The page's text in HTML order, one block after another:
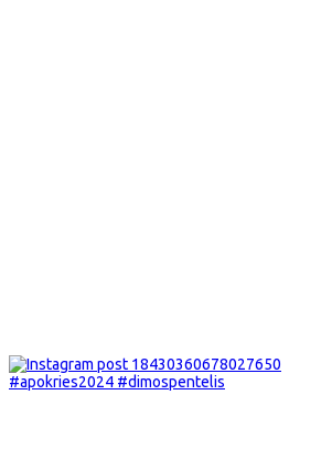
#apokries2024 #dimospentelis